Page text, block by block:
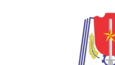
Tham mưu CAND đã có
nghĩa quyết định, góp phần
hiển hách, thắng lợi chung
dân và cách mạng Việt Nam.